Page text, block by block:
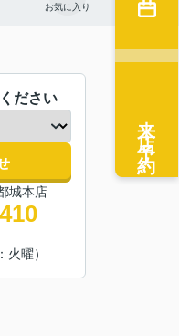
お気に入り
ださい
城本店
火曜）
来店予約